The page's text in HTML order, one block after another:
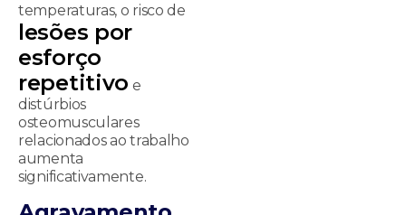
temperaturas, o risco de
lesões por
esforço
repetitivo e
distúrbios
osteomusculares
relacionados ao trabalho
aumenta
significativamente.